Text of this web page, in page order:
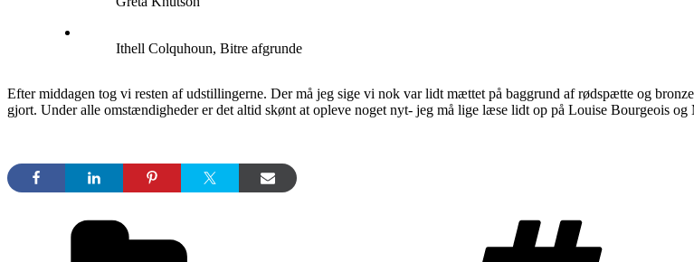
Ithell Colquhoun, Bitre afgrunde
Efter middagen tog vi resten af udstillingerne. Der må jeg sige vi nok var lidt mættet på baggrund af rødspætte og
gjort. Under alle omstændigheder er det altid skønt at opleve noget nyt- jeg må lige læse lidt op på Louise Bourgeois og